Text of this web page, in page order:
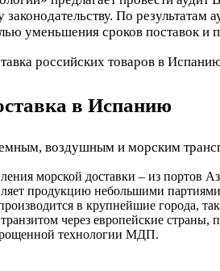
По
уменьшения сроков поставок и
российских товаров в
в Испанию
воздушным и морским
морской доставки – из портов
продукцию небольшими
в крупнейшие города,
через европейские
технологии МДП.